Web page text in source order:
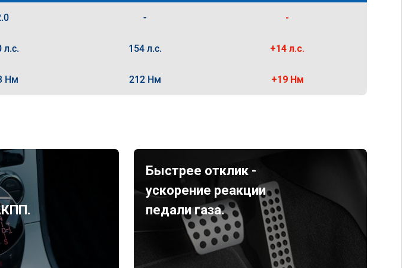
- -
л.с. 154 л.с. +14 л.с.
Нм 212 Нм +19 Нм
Быстрее отклик -
ускорение реакции
педали газа.